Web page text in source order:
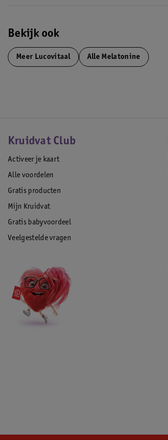
Bekijk ook
Meer Lucovitaal Alle Melatonine
Kruidvat Club
Activeer je kaart
Alle voordelen
Gratis producten
Mijn Kruidvat
Gratis babyvoordeel
Veelgestelde vragen